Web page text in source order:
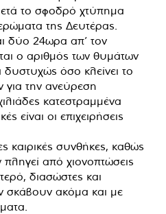
το σφοδρό χτύπημα
της Δευτέρας.
δύο 24ωρα απ’ τον
ο αριθμός των θυμάτων
δυστυχώς όσο κλείνει το
την ανεύρεση
κατεστραμμένα
είναι οι επιχειρήσεις
συνθήκες, καθώς
από χιονοπτώσεις
διασώστες και
σκάβουν ακόμα και με